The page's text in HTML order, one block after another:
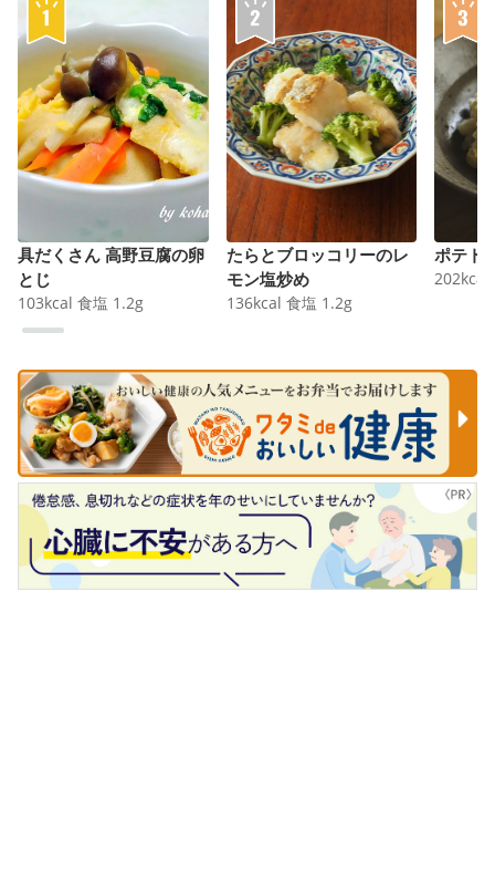
具だくさん 高野豆腐の卵
とじ
103kcal 食塩 1.2g
たらとブロッコリーのレ
モン塩炒め
136kcal 食塩 1.2g
ポテト
202kcal